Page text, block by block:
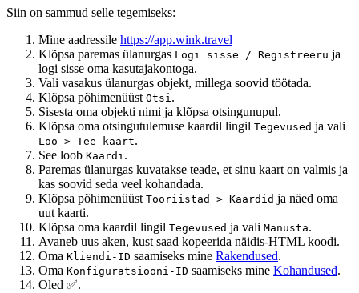
Siin on sammud selle tegemiseks:
Mine aadressile https://app.wink.travel
Klõpsa paremas ülanurgas Logi sisse / Registreeru ja
logi sisse oma kasutajakontoga.
Vali vasakus ülanurgas objekt, millega soovid töötada.
Klõpsa põhimenüüst Otsi.
Sisesta oma objekti nimi ja klõpsa otsingunupul.
Klõpsa oma otsingutulemuse kaardil lingil Tegevused ja vali
Loo > Tee kaart.
See loob Kaardi.
Paremas ülanurgas kuvatakse teade, et sinu kaart on valmis ja
kas soovid seda veel kohandada.
Klõpsa põhimenüüst Tööriistad > Kaardid ja näed oma
uut kaarti.
Klõpsa oma kaardil lingil Tegevused ja vali Manusta.
Avaneb uus aken, kust saad kopeerida näidis-HTML koodi.
Oma Kliendi-ID saamiseks mine Rakendused.
Oma Konfiguratsiooni-ID saamiseks mine Kohandused.
Oled ✅.